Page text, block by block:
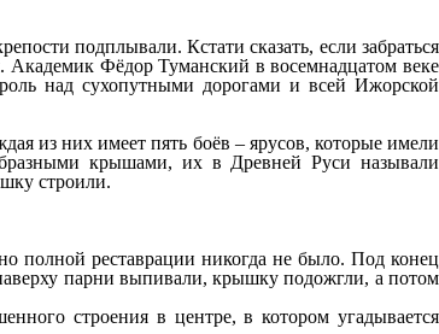
подплывали. Кстати сказать, если забраться
Академик Фёдор Туманский в восемнадцатом веке
над сухопутными дорогами и всей Ижорской
из них имеет пять боёв – ярусов, которые имели
крышами, их в Древней Руси называли
строили.
полной реставрации никогда не было. Под конец
парни выпивали, крышку подожгли, а потом
строения в центре, в котором угадывается